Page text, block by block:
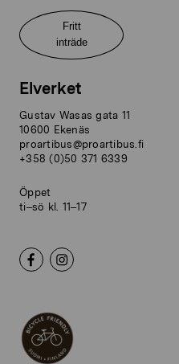
Fritt
inträde
Elverket
Gustav Wasas gata 11
10600 Ekenäs
proartibus@proartibus.fi
+358 (0)50 371 6339
Öppet
ti–sö kl. 11–17